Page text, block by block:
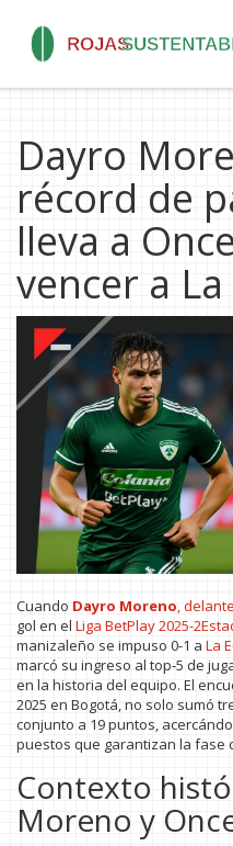
Dayro
récord de
lleva a
vencer a
Cuando Dayro Moreno,
gol en el Liga BetPlay 2025-2
manizaleño se impuso 0-1 a La
marcó su ingreso al top‑5 de
en la historia del equipo. El
2025 en Bogotá, no solo sumó
conjunto a 19 puntos,
puestos que garantizan la fase
Contexto
Moreno y